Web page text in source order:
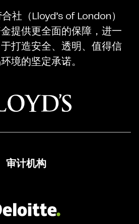
CFD
Trading
Regulated
Broker
社（Lloyd’s of London）
提供更全面的保障，进一
打造安全、透明、值得信
境的坚定承诺。
审计机构